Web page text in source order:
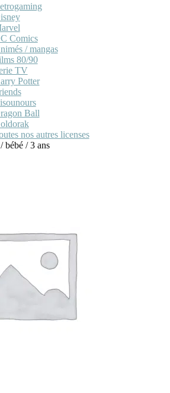
Comics
/ mangas
80/90
TV
Potter
Ball
nos autres licenses
/bébé /3 ans